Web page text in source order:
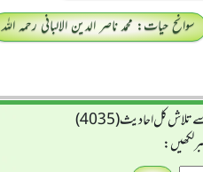
سوانح حیات: محمد ناصر الدین الالبانی رحمہ اللہ
تلاش کل احادیث (4035)
لکھیں: